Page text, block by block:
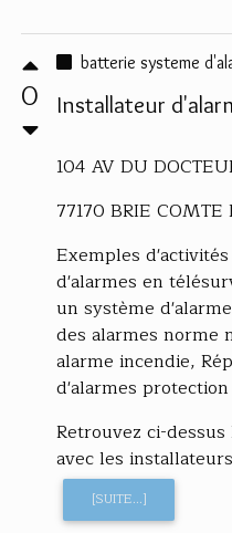
0
batterie systeme
Installateur
104 AV DU
77170 BRIE COMTE
Exemples
d'alarmes en
un système
des alarmes norme
alarme incendie,
d'alarmes protection
Retrouvez ci-
avec les
[SUITE...]